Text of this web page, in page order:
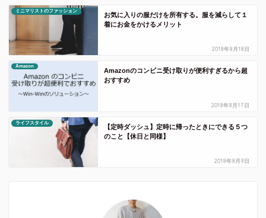
ミニマリストのファッション
お気に入りの服だけを所有する。服を減らして１
着にお金をかけるメリット
2018年8月18日
Amazon
Amazonのコンビニ受け取りが便利すぎるから超
おすすめ
2018年8月17日
ライフスタイル
【定時ダッシュ】定時に帰ったときにできる５つ
のこと【休日と同様】
2018年8月9日